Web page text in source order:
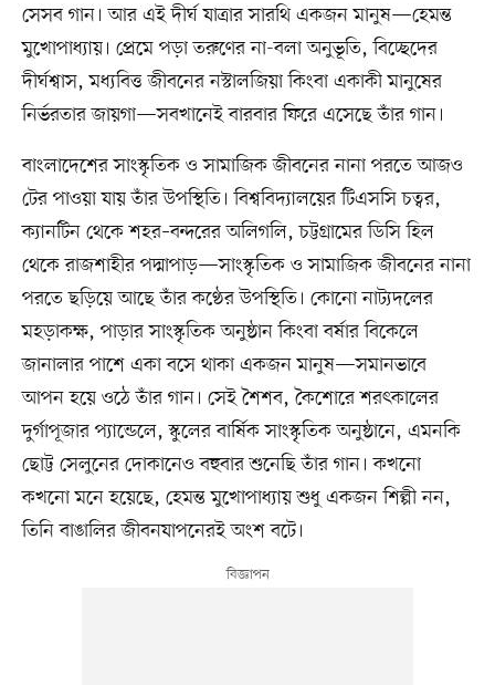
সেসব গান। আর এই দীর্ঘ যাত্রার সারথি একজন মানুষ—হেমন্ত
মুখোপাধ্যায়। প্রেমে পড়া তরুণের না-বলা অনুভূতি, বিচ্ছেদের
দীর্ঘশ্বাস, মধ্যবিত্ত জীবনের নস্টালজিয়া কিংবা একাকী মানুষের
নির্ভরতার জায়গা—সবখানেই বারবার ফিরে এসেছে তাঁর গান।
বাংলাদেশের সাংস্কৃতিক ও সামাজিক জীবনের নানা পরতে আজও
টের পাওয়া যায় তাঁর উপস্থিতি। বিশ্ববিদ্যালয়ের টিএসসি চত্বর,
ক্যানটিন থেকে শহর–বন্দরের অলিগলি, চট্টগ্রামের ডিসি হিল
থেকে রাজশাহীর পদ্মাপাড়—সাংস্কৃতিক ও সামাজিক জীবনের নানা
পরতে ছড়িয়ে আছে তাঁর কণ্ঠের উপস্থিতি। কোনো নাট্যদলের
মহড়াকক্ষ, পাড়ার সাংস্কৃতিক অনুষ্ঠান কিংবা বর্ষার বিকেলে
জানালার পাশে একা বসে থাকা একজন মানুষ—সমানভাবে
আপন হয়ে ওঠে তাঁর গান। সেই শৈশব, কৈশোরে শরৎকালের
দুর্গাপূজার প্যান্ডেলে, স্কুলের বার্ষিক সাংস্কৃতিক অনুষ্ঠানে, এমনকি
ছোট্ট সেলুনের দোকানেও বহুবার শুনেছি তাঁর গান। কখনো
কখনো মনে হয়েছে, হেমন্ত মুখোপাধ্যায় শুধু একজন শিল্পী নন,
তিনি বাঙালির জীবনযাপনেরই অংশ বটে।